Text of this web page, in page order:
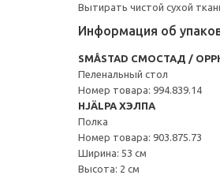
Вытирать чистой сухой
Информация об
SMÅSTAD СМОСТАД /
Пеленальный стол
Номер товара: 994.839.14
HJÄLPA ХЭЛПА
Полка
Номер товара: 903.875.73
Ширина: 53 см
Высота: 2 см